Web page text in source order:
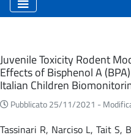
Eventi
Juvenile Toxicity Rodent
Effects of Bisphenol A
Italian Children
Pubblicato 25/11/2021 -
Tassinari R, Narciso L, Tait S,